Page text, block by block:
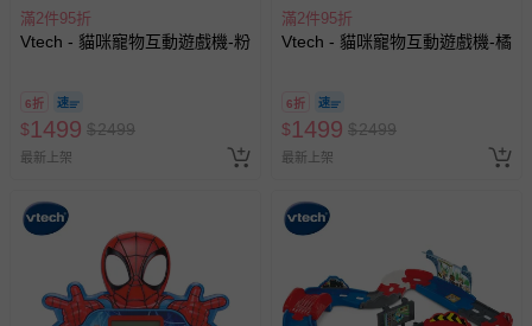
滿2件95折
Vtech - 貓咪寵物互動遊戲機-粉
6折
$1499 $2499
最新上架
滿2件95折
Vtech - 貓咪寵物互動遊戲機-橘
6折
$1499 $2499
最新上架